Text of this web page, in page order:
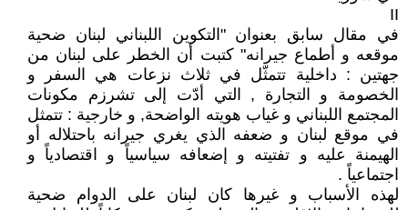
II
في مقال سابق بعنوان "التكوين اللبناني لبنان ضحية
موقعه و أطماع جيرانه" كتبت أن الخطر على لبنان من
جهتين : داخلية تتمثّل في ثلاث نزعات هي السفر و
الخصومة و التجارة , التي أدّت إلى تشرزم مكونات
المجتمع اللبناني و غياب هويته الواضحة, و خارجية : تتمثل
في موقع لبنان و ضعفه الذي يغري جيرانه باحتلاله أو
الهيمنة عليه و تفتيته و إضعافه سياسياً و اقتصادياً و
اجتماعياً .
لهذه الأسباب و غيرها كان لبنان على الدوام ضحية